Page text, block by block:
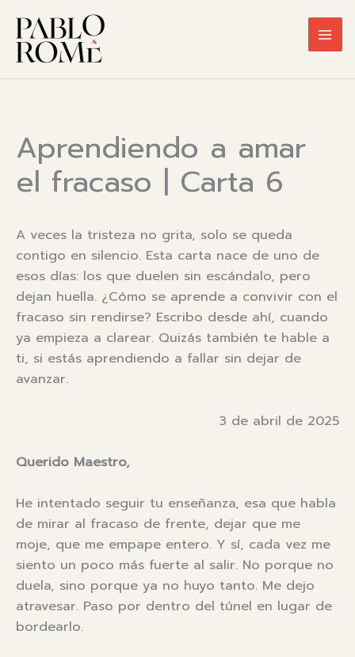
contenido
Aprendiendo a amar
el fracaso | Carta 6
A veces la tristeza no grita, solo se queda
contigo en silencio. Esta carta nace de uno de
esos días: los que duelen sin escándalo, pero
dejan huella. ¿Cómo se aprende a convivir con el
fracaso sin rendirse? Escribo desde ahí, cuando
ya empieza a clarear. Quizás también te hable a
ti, si estás aprendiendo a fallar sin dejar de
avanzar.
3 de abril de 2025
Querido Maestro,
He intentado seguir tu enseñanza, esa que habla
de mirar al fracaso de frente, dejar que me
moje, que me empape entero. Y sí, cada vez me
siento un poco más fuerte al salir. No porque no
duela, sino porque ya no huyo tanto. Me dejo
atravesar. Paso por dentro del túnel en lugar de
bordearlo.